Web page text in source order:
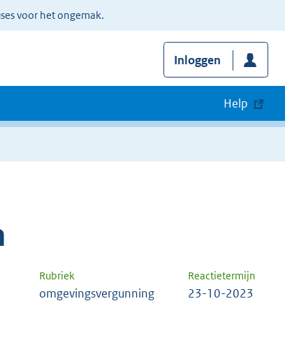
voor het ongemak.
Inloggen
Help
Rubriek Reactietermijn
omgevingsvergunning 23-10-2023